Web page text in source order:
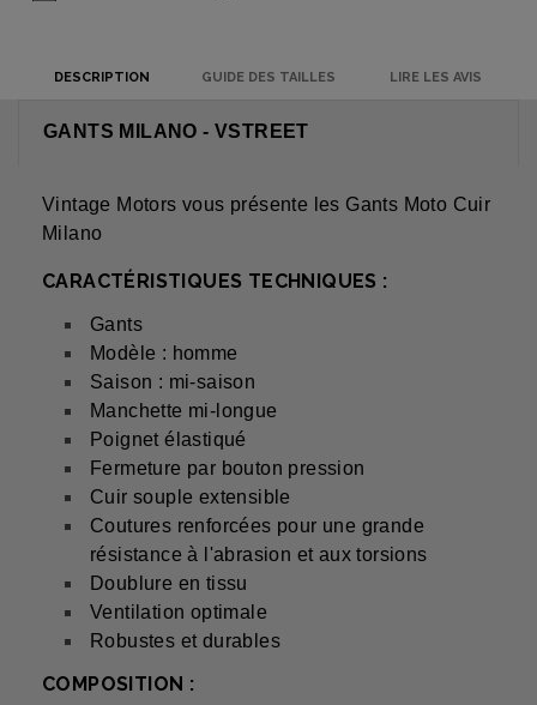
DESCRIPTION GUIDE DES TAILLES LIRE LES AVIS
GANTS MILANO - VSTREET
Vintage Motors vous présente les Gants Moto Cuir
Milano
CARACTÉRISTIQUES TECHNIQUES :
Gants
Modèle : homme
Saison : mi-saison
Manchette mi-longue
Poignet élastiqué
Fermeture par bouton pression
Cuir souple extensible
Coutures renforcées pour une grande
résistance à l'abrasion et aux torsions
Doublure en tissu
Ventilation optimale
Robustes et durables
COMPOSITION :